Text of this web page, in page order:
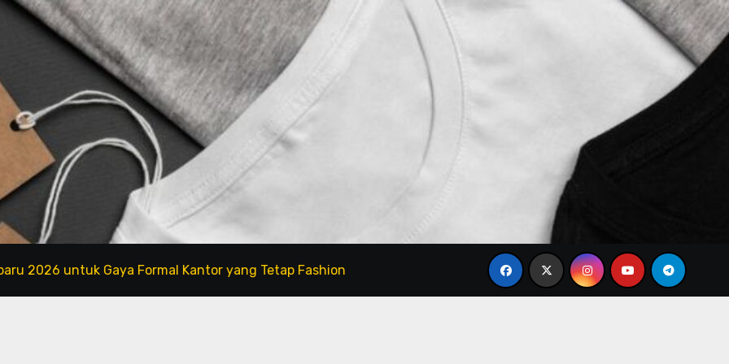
Gaya Formal Kantor yang Tetap Fashionable Tren Brand Baju Modis Terbaru 2026 yang Paling Banyak